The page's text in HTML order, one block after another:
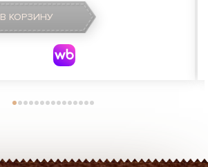
В КОРЗИНУ